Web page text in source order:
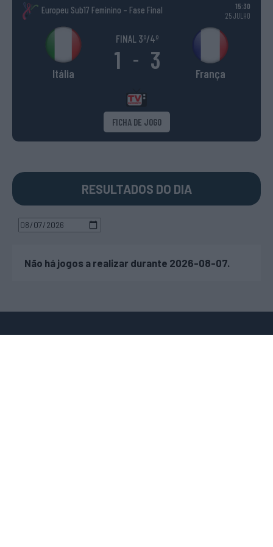
Europeu Sub17 Feminino – Fase Final
15:30
25 JULHO
Itália
FINAL 3º/4º
1 - 3 França
FICHA DE JOGO
RESULTADOS DO DIA
Não há jogos a realizar durante 2026-08-07.